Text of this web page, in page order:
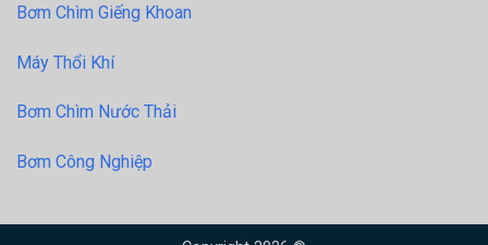
Bơm Chìm Giếng Khoan
Máy Thổi Khí
Bơm Chìm Nước Thải
Bơm Công Nghiệp